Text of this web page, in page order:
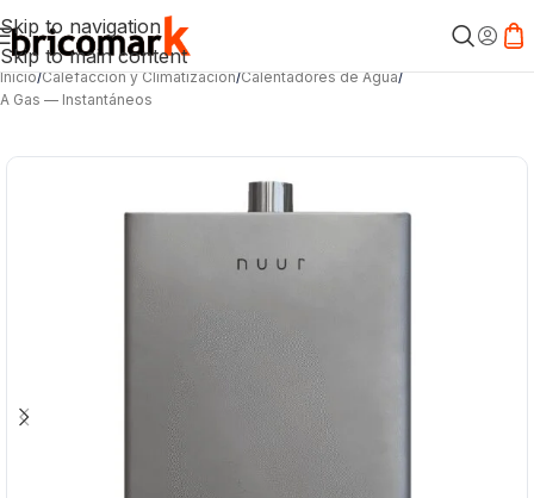
Skip to navigation
Skip to main content
Inicio/Calefacción y Climatización/Calentadores de Agua/
A Gas — Instantáneos